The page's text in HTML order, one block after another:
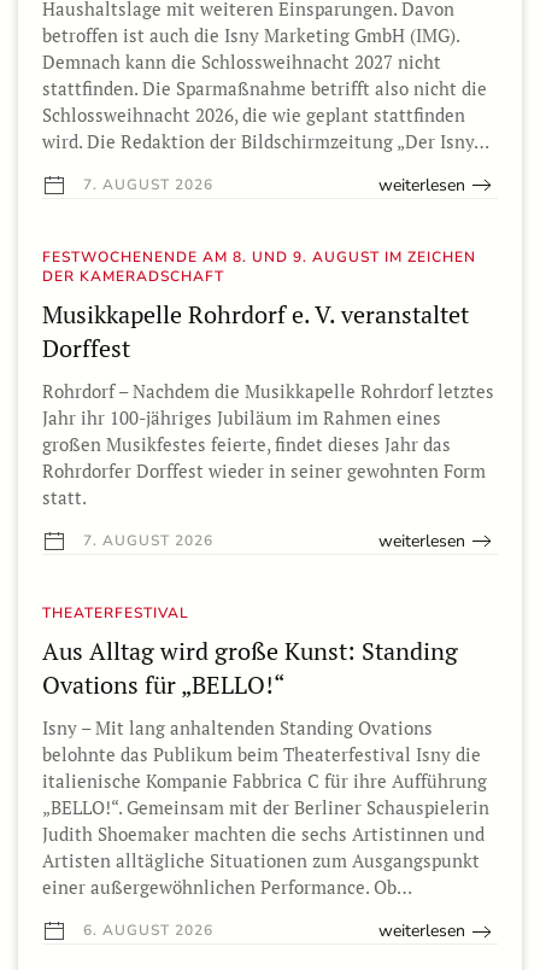
Haushaltslage mit weiteren Einsparungen. Davon
betroffen ist auch die Isny Marketing GmbH (IMG).
Demnach kann die Schlossweihnacht 2027 nicht
stattfinden. Die Sparmaßnahme betrifft also nicht die
Schlossweihnacht 2026, die wie geplant stattfinden
wird. Die Redaktion der Bildschirmzeitung „Der Isny…
7. AUGUST 2026 weiterlesen
FESTWOCHENENDE AM 8. UND 9. AUGUST IM ZEICHEN
DER KAMERADSCHAFT
Musikkapelle Rohrdorf e. V. veranstaltet
Dorffest
Rohrdorf – Nachdem die Musikkapelle Rohrdorf letztes
Jahr ihr 100-jähriges Jubiläum im Rahmen eines
großen Musikfestes feierte, findet dieses Jahr das
Rohrdorfer Dorffest wieder in seiner gewohnten Form
statt.
7. AUGUST 2026 weiterlesen
THEATERFESTIVAL
Aus Alltag wird große Kunst: Standing
Ovations für „BELLO!“
Isny – Mit lang anhaltenden Standing Ovations
belohnte das Publikum beim Theaterfestival Isny die
italienische Kompanie Fabbrica C für ihre Aufführung
„BELLO!“. Gemeinsam mit der Berliner Schauspielerin
Judith Shoemaker machten die sechs Artistinnen und
Artisten alltägliche Situationen zum Ausgangspunkt
einer außergewöhnlichen Performance. Ob…
6. AUGUST 2026 weiterlesen